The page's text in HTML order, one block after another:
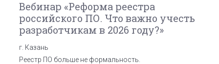
Вебинар «Реформа реестра
российского ПО. Что важно учесть
разработчикам в 2026 году?»
г. Казань
Реестр ПО больше не формальность.